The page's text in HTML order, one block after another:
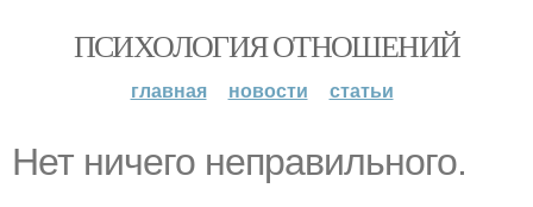
ПСИХОЛОГИЯ ОТНОШЕНИЙ
главная новости статьи
Нет ничего неправильного.